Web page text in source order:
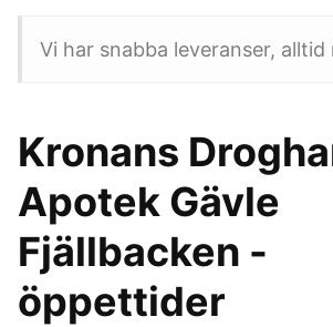
Vi har snabba leveranser,
Kronans
Apotek Gävle
Fjällbacken -
öppettider